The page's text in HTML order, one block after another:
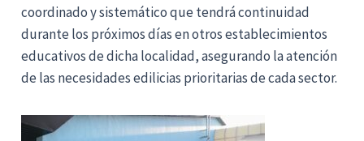
coordinado y sistemático que tendrá continuidad
durante los próximos días en otros establecimientos
educativos de dicha localidad, asegurando la atención
de las necesidades edilicias prioritarias de cada sector.